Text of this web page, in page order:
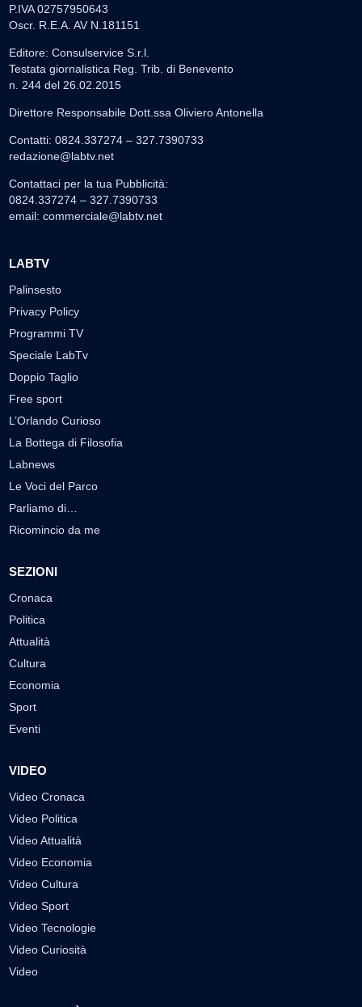
P.IVA 02757950643
Oscr. R.E.A. AV N.181151
Editore: Consulservice S.r.l.
Testata giornalistica Reg. Trib. di Benevento
n. 244 del 26.02.2015
Direttore Responsabile Dott.ssa Oliviero Antonella
Contatti: 0824.337274 – 327.7390733
redazione@labtv.net
Contattaci per la tua Pubblicità:
0824.337274 – 327.7390733
email: commerciale@labtv.net
LABTV
Palinsesto
Privacy Policy
Programmi TV
Speciale LabTv
Doppio Taglio
Free sport
L’Orlando Curioso
La Bottega di Filosofia
Labnews
Le Voci del Parco
Parliamo di…
Ricomincio da me
SEZIONI
Cronaca
Politica
Attualità
Cultura
Economia
Sport
Eventi
VIDEO
Video Cronaca
Video Politica
Video Attualità
Video Economia
Video Cultura
Video Sport
Video Tecnologie
Video Curiosità
Video